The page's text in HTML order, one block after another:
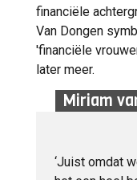
financiële
Van Dongen
'financiële
later meer.
Miriam
‘Juist omdat